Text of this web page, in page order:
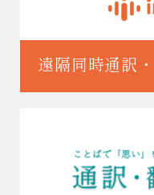
遠隔同時通訳・